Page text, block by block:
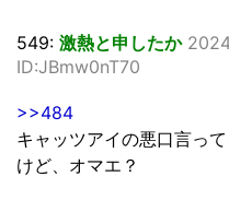
549: 激熱と申したか
ID:JBmw0nT70
>>484
キャッツアイの悪口言っ
けど、オマエ？